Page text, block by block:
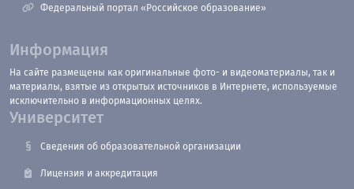
Федеральный портал «Российское образование»
Информация
На сайте размещены как оригинальные фото- и видеоматериалы, так и
материалы, взятые из открытых источников в Интернете, используемые
исключительно в информационных целях.
Университет
Сведения об образовательной организации
Лицензия и аккредитация